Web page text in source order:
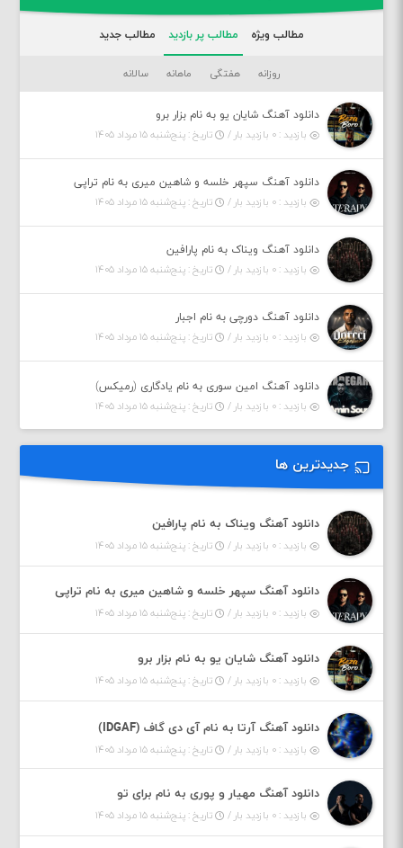
مطالب ویژه مطالب پر بازدید مطالب جدید
روزانه هفتگی ماهانه سالانه
دانلود آهنگ شایان یو به نام بزار برو
بازدید : ۰ بازدید بار /
تاریخ : پنج‌شنبه ۱۵ مرداد ۱۴۰۵
دانلود آهنگ سپهر خلسه و شاهین میری به نام تراپی
بازدید : ۰ بازدید بار /
تاریخ : پنج‌شنبه ۱۵ مرداد ۱۴۰۵
دانلود آهنگ ویناک به نام پارافین
بازدید : ۰ بازدید بار /
تاریخ : پنج‌شنبه ۱۵ مرداد ۱۴۰۵
دانلود آهنگ دورچی به نام اجبار
بازدید : ۰ بازدید بار /
تاریخ : پنج‌شنبه ۱۵ مرداد ۱۴۰۵
دانلود آهنگ امین سوری به نام یادگاری (رمیکس)
بازدید : ۰ بازدید بار /
تاریخ : پنج‌شنبه ۱۵ مرداد ۱۴۰۵
جدیدترین ها
دانلود آهنگ ویناک به نام پارافین
بازدید : ۰ بازدید بار / تاریخ : پنج‌شنبه ۱۵ مرداد ۱۴۰۵
دانلود آهنگ سپهر خلسه و شاهین میری به نام تراپی
بازدید : ۰ بازدید بار / تاریخ : پنج‌شنبه ۱۵ مرداد ۱۴۰۵
دانلود آهنگ شایان یو به نام بزار برو
بازدید : ۰ بازدید بار / تاریخ : پنج‌شنبه ۱۵ مرداد ۱۴۰۵
دانلود آهنگ آرتا به نام آی دی گاف (IDGAF)
بازدید : ۰ بازدید بار / تاریخ : پنج‌شنبه ۱۵ مرداد ۱۴۰۵
دانلود آهنگ مهیار و پوری به نام برای تو
بازدید : ۰ بازدید بار / تاریخ : پنج‌شنبه ۱۵ مرداد ۱۴۰۵